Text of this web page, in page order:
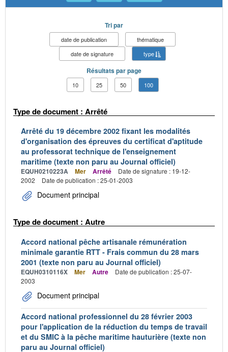
Tri par
date de publication
thématique
date de signature
type
Résultats par page
10 25 50 100
Type de document : Arrêté
Arrêté du 19 décembre 2002 fixant les modalités
d'organisation des épreuves du certificat d'aptitude
au professorat technique de l'enseignement
maritime (texte non paru au Journal officiel)
EQUH0210223A Mer Arrêté
Date de signature : 19-12-
2002
Date de publication : 25-01-2003
Document principal
Type de document : Autre
Accord national pêche artisanale rémunération
minimale garantie RTT - Frais commun du 28 mars
2001 (texte non paru au Journal officiel)
EQUH0310116X Mer Autre
Date de publication : 25-07-
2003
Document principal
Accord national professionnel du 28 février 2003
pour l'application de la réduction du temps de travail
et du SMIC à la pêche maritime hauturière (texte non
paru au Journal officiel)